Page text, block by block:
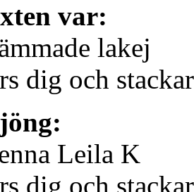
var:
lakej
dig och
Leila K
dig och